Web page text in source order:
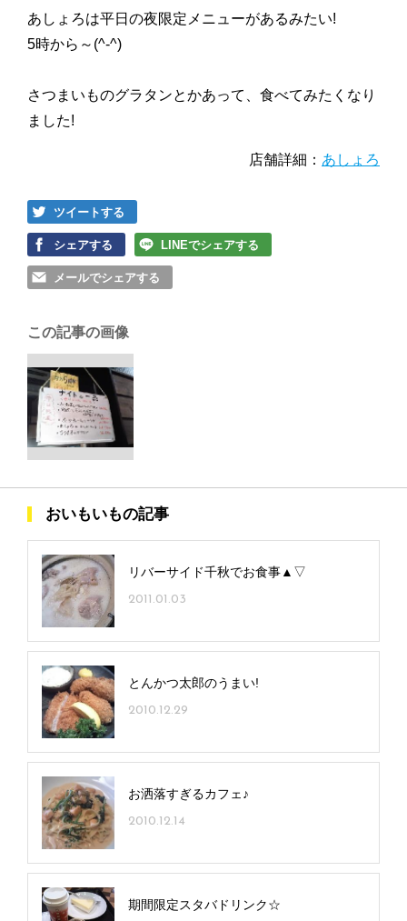
あしょろは平日の夜限定メニューがあるみたい!
5時から～(^-^)
さつまいものグラタンとかあって、食べてみたくなり
ました!
店舗詳細： あしょろ
ツイートする
シェアする LINEでシェアする
メールでシェアする
この記事の画像
おいもいもの記事
リバーサイド千秋でお食事▲▽
2011.01.03
とんかつ太郎のうまい!
2010.12.29
お洒落すぎるカフェ♪
2010.12.14
期間限定スタバドリンク☆